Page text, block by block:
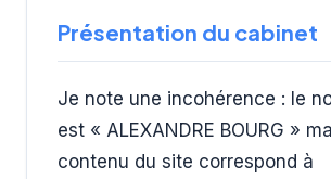
Présentation du cabinet
Je note une incohérence : le
est « ALEXANDRE BOURG »
contenu du site correspond à